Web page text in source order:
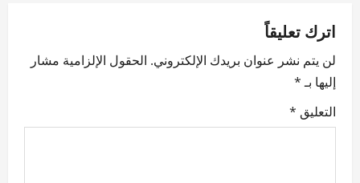
i
g
a
اترك تعليقاً
لن يتم نشر عنوان بريدك الإلكتروني. الحقول الإلزامية مشار
إليها بـ*
التعليق *